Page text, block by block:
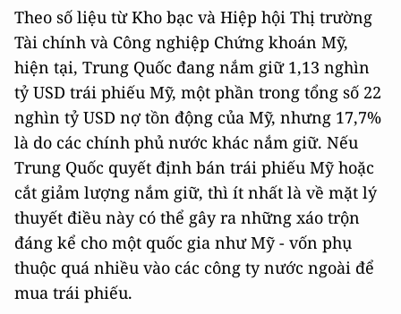
Theo số liệu từ Kho bạc và Hiệp hội Thị trường
Tài chính và Công nghiệp Chứng khoán Mỹ,
hiện tại, Trung Quốc đang nắm giữ 1,13 nghìn
tỷ USD trái phiếu Mỹ, một phần trong tổng số 22
nghìn tỷ USD nợ tồn động của Mỹ, nhưng 17,7%
là do các chính phủ nước khác nắm giữ. Nếu
Trung Quốc quyết định bán trái phiếu Mỹ hoặc
cắt giảm lượng nắm giữ, thì ít nhất là về mặt lý
thuyết điều này có thể gây ra những xáo trộn
đáng kể cho một quốc gia như Mỹ - vốn phụ
thuộc quá nhiều vào các công ty nước ngoài để
mua trái phiếu.